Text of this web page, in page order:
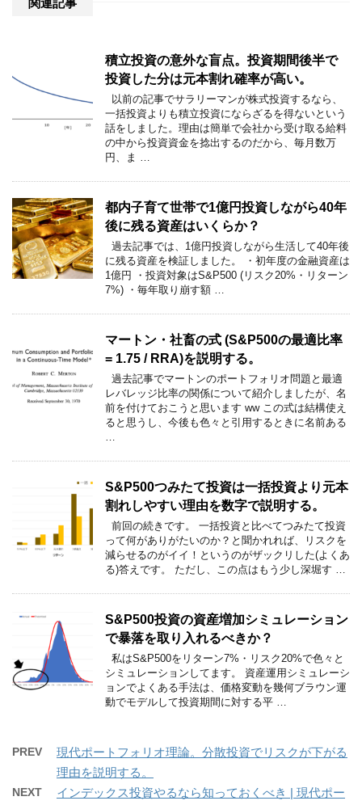
関連記事
積立投資の意外な盲点。投資期間後半で
投資した分は元本割れ確率が高い。
以前の記事でサラリーマンが株式投資するなら、
一括投資よりも積立投資にならざるを得ないという
話をしました。理由は簡単で会社から受け取る給料
の中から投資資金を捻出するのだから、毎月数万
円、ま …
都内子育て世帯で1億円投資しながら40年
後に残る資産はいくらか？
過去記事では、1億円投資しながら生活して40年後
に残る資産を検証しました。 ・初年度の金融資産は
1億円 ・投資対象はS&P500 (リスク20%・リターン
7%) ・毎年取り崩す額 …
マートン・社畜の式 (S&P500の最適比率
= 1.75 / RRA)を説明する。
過去記事でマートンのポートフォリオ問題と最適
レバレッジ比率の関係について紹介しましたが、名
前を付けておこうと思います ww この式は結構使え
ると思うし、今後も色々と引用するときに名前ある
…
S&P500つみたて投資は一括投資より元本
割れしやすい理由を数字で説明する。
前回の続きです。 一括投資と比べてつみたて投資
って何がありがたいのか？と聞かれれば、リスクを
減らせるのがイイ！というのがザックリした(よくあ
る)答えです。 ただし、この点はもう少し深堀す …
S&P500投資の資産増加シミュレーション
で暴落を取り入れるべきか？
私はS&P500をリターン7%・リスク20%で色々と
シミュレーションしてます。 資産運用シミュレーシ
ョンでよくある手法は、価格変動を幾何ブラウン運
動でモデルして投資期間に対する平 …
PREV
現代ポートフォリオ理論。分散投資でリスクが下がる
理由を説明する。
NEXT
インデックス投資やるなら知っておくべき | 現代ポー